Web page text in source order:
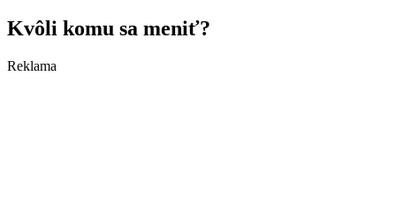
Kvôli komu sa meniť?
Reklama